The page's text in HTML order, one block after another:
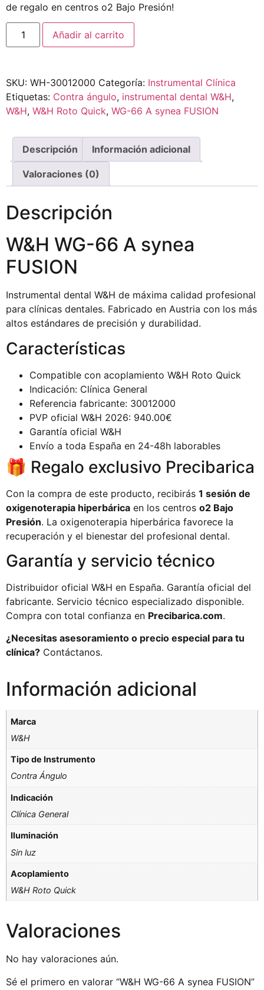
de regalo en centros o2 Bajo Presión!
Añadir al carrito
SKU: WH-30012000 Categoría: Instrumental Clínica
Etiquetas: Contra ángulo, instrumental dental W&H,
W&H, W&H Roto Quick, WG-66 A synea FUSION
Descripción Información adicional
Valoraciones (0)
Descripción
W&H WG-66 A synea
FUSION
Instrumental dental W&H de máxima calidad profesional
para clínicas dentales. Fabricado en Austria con los más
altos estándares de precisión y durabilidad.
Características
Compatible con acoplamiento W&H Roto Quick
Indicación: Clínica General
Referencia fabricante: 30012000
PVP oficial W&H 2026: 940.00€
Garantía oficial W&H
Envío a toda España en 24-48h laborables
🎁 Regalo exclusivo Precibarica
Con la compra de este producto, recibirás 1 sesión de
oxigenoterapia hiperbárica en los centros o2 Bajo
Presión. La oxigenoterapia hiperbárica favorece la
recuperación y el bienestar del profesional dental.
Garantía y servicio técnico
Distribuidor oficial W&H en España. Garantía oficial del
fabricante. Servicio técnico especializado disponible.
Compra con total confianza en Precibarica.com.
¿Necesitas asesoramiento o precio especial para tu
clínica? Contáctanos.
Información adicional
Marca
W&H
Tipo de Instrumento
Contra Ángulo
Indicación
Clínica General
Iluminación
Sin luz
Acoplamiento
W&H Roto Quick
Valoraciones
No hay valoraciones aún.
Sé el primero en valorar “W&H WG-66 A synea FUSION”